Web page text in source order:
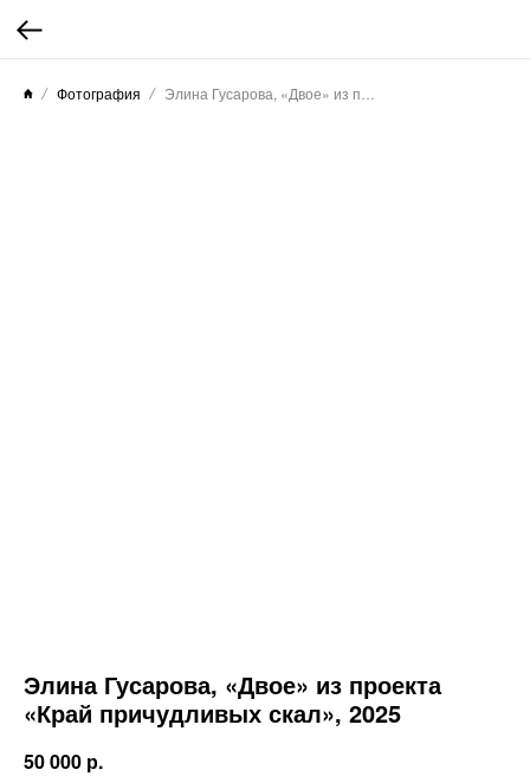
Фотография
Элина Гусарова, «Двое» из проекта
«Край причудливых скал», 2025
50 000 р.